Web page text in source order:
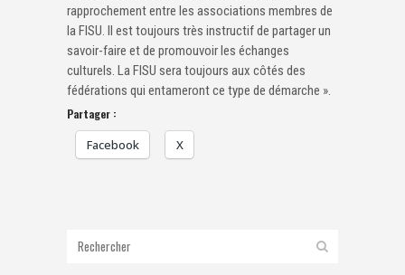
rapprochement entre les associations membres de
la FISU. Il est toujours très instructif de partager un
savoir-faire et de promouvoir les échanges
culturels. La FISU sera toujours aux côtés des
fédérations qui entameront ce type de démarche ».
Partager :
Facebook X